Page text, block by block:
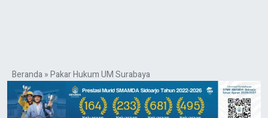
Beranda»Pakar Hukum UM Surabaya